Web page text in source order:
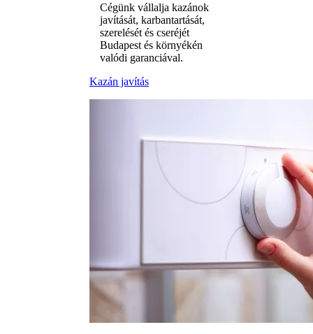
Cégünk vállalja kazánok
javítását, karbantartását,
szerelését és cseréjét
Budapest és környékén
valódi garanciával.
Kazán javítás